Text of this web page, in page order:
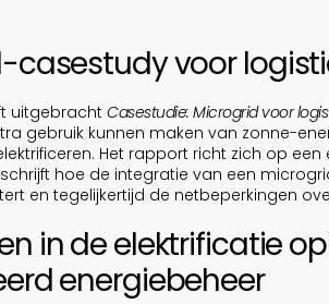
casestudy voor
uitgebrachtCasestudie: Microgrid voor
gebruik kunnen maken van zonne-
Het rapport richt zich op
hoe de integratie van een
en tegelijkertijd de netbeperkingen
in de elektrificatie
energiebeheer